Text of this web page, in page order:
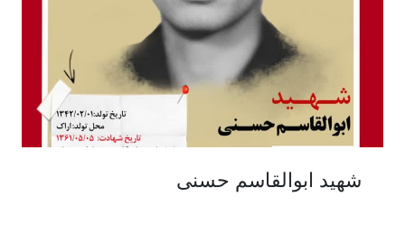
شهید ابوالقاسم حسنی